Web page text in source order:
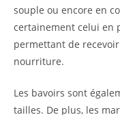
souple ou encore en
certainement celui en
permettant de
nourriture.
Les bavoirs sont
tailles. De plus, les